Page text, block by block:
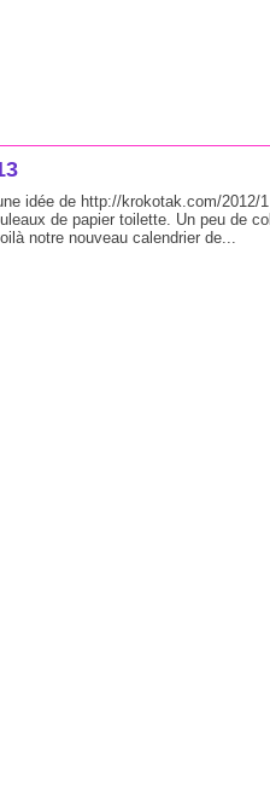
idée de http://krokotak.com/2012/1
de papier toilette. Un peu de coll
notre nouveau calendrier de...